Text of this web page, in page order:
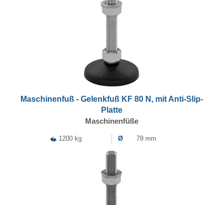
Maschinenfuß - Gelenkfuß KF 80 N, mit Anti-Slip-
Platte
Maschinenfüße
1200 kg Ø 79 mm